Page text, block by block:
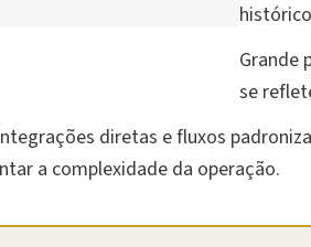
Grande
se
diretas e fluxos
a complexidade da operação.